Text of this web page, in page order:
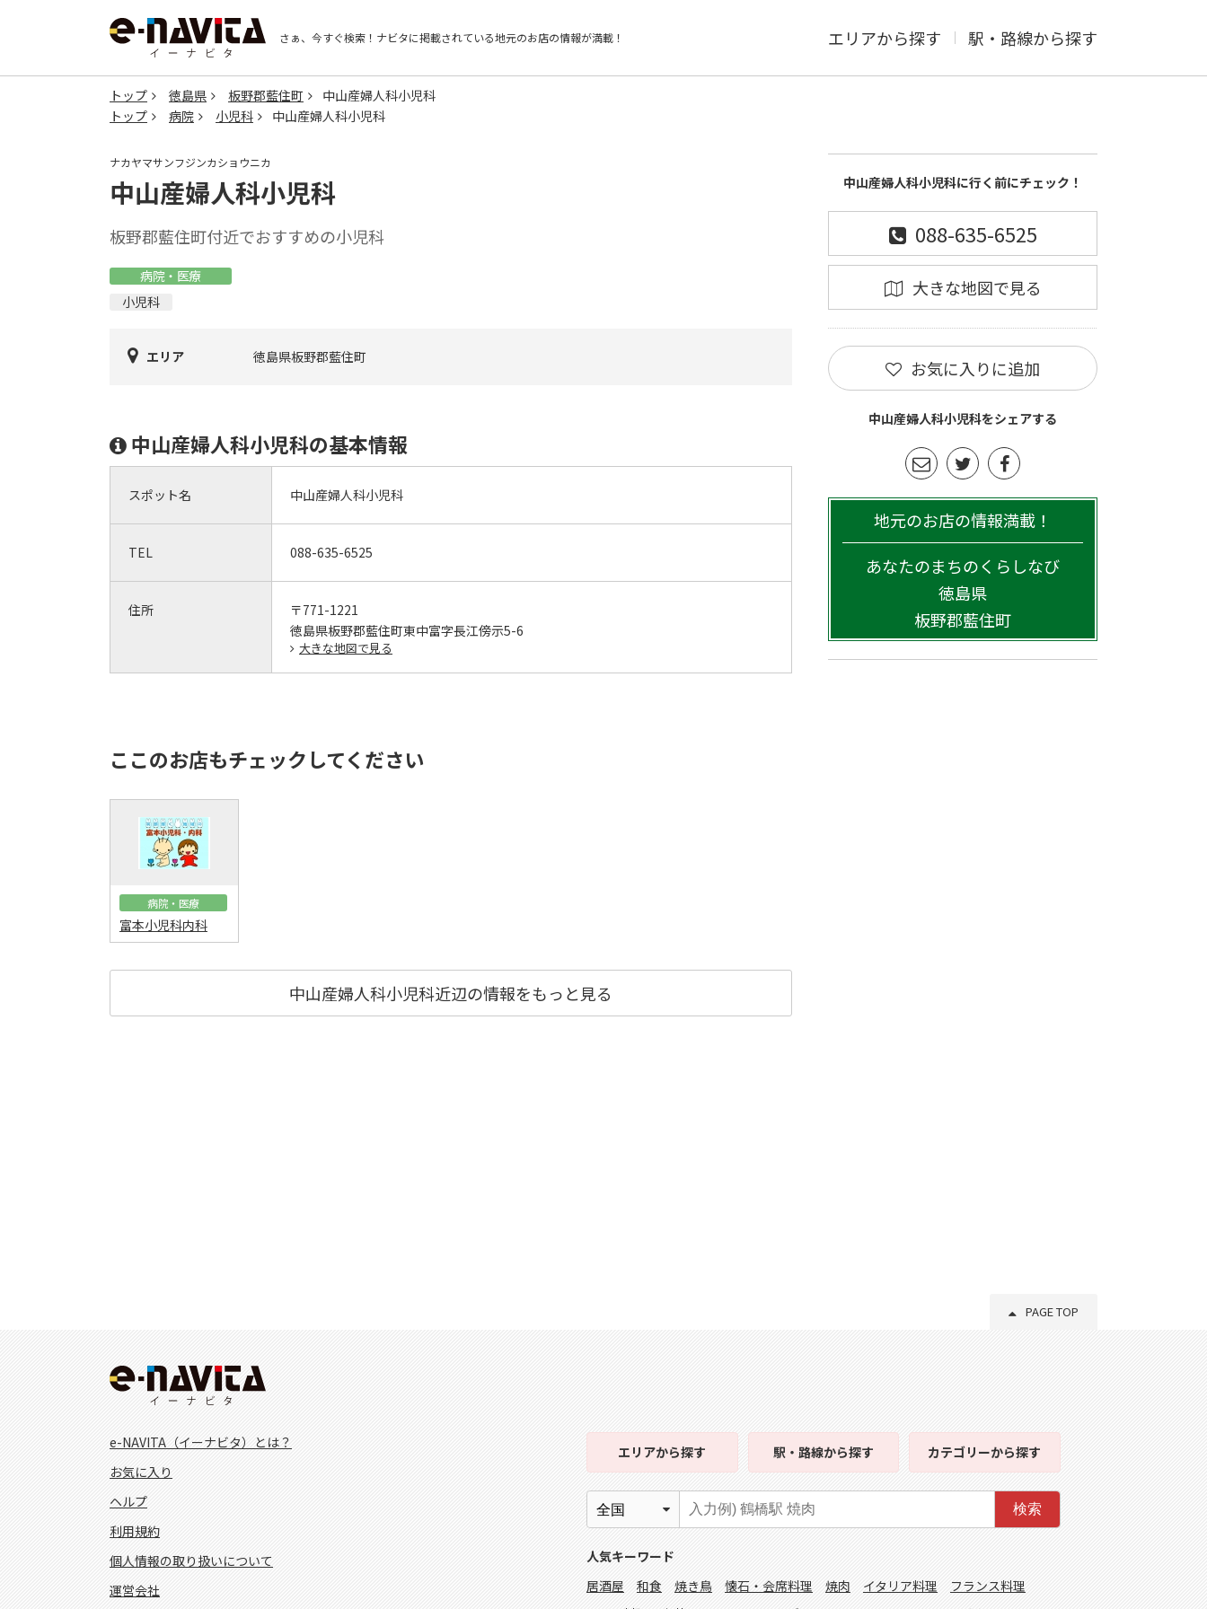
さぁ、今すぐ検索！ ナビタに掲載されている地元のお店の情報が満載！ エリアから探す 駅・路線から探す
トップ 徳島県 板野郡藍住町
中山産婦人科小児科
トップ
病院 小児科 中山産婦人科小児科
ナカヤマサンフジンカショウニカ
中山産婦人科小児科
板野郡藍住町付近でおすすめの小児科
病院・医療
小児科
エリア 徳島県板野郡藍住町
中山産婦人科小児科の基本情報
スポット名 中山産婦人科小児科
TEL 088-635-6525
住所
〒771-1221
徳島県板野郡藍住町東中富字長江傍示5-6
大きな地図で見る
ここのお店もチェックしてください
病院・医療
富本小児科内科
中山産婦人科小児科近辺の情報をもっと見る
中山産婦人科小児科に行く前にチェック！
088-635-6525
大きな地図で見る
お気に入りに追加
中山産婦人科小児科をシェアする
地元のお店の情報満載！
あなたのまちのくらしなび
徳島県
板野郡藍住町
PAGE TOP
e-NAVITA（イーナビタ）とは？
お気に入り
ヘルプ
利用規約
個人情報の取り扱いについて
運営会社
エリアから探す 駅・路線から探す カテゴリーから探す
検索
人気キーワード
居酒屋
和食 焼き鳥 懐石・会席料理 焼肉 イタリア料理
フランス料理